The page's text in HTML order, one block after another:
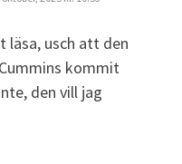
läsa, usch att den
kommit
den vill jag